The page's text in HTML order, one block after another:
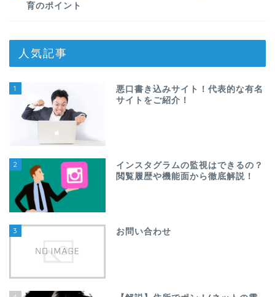
育のポイント
人気記事
1
悪口書き込みサイト！代表的な有名
サイトをご紹介！
2
インスタグラムの監視はできるの？
閲覧履歴や機能面から徹底解説！
3 お問い合わせ